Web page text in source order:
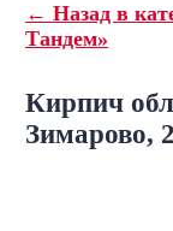
← Назад в
Тандем»
Кирпич
Зимарово,